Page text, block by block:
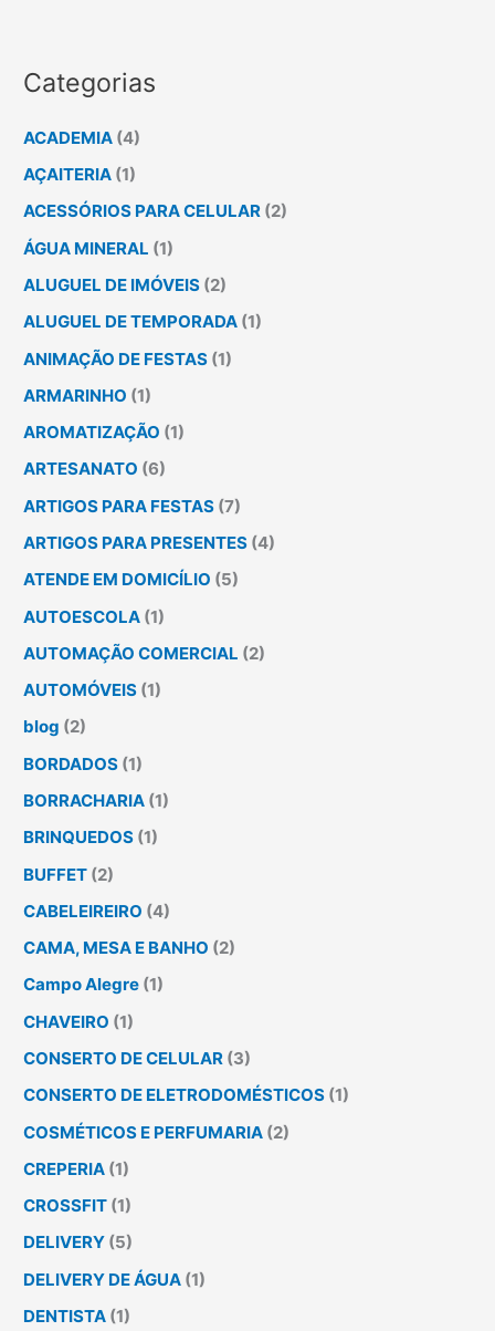
Categorias
ACADEMIA (4)
AÇAITERIA (1)
ACESSÓRIOS PARA CELULAR (2)
ÁGUA MINERAL (1)
ALUGUEL DE IMÓVEIS (2)
ALUGUEL DE TEMPORADA (1)
ANIMAÇÃO DE FESTAS (1)
ARMARINHO (1)
AROMATIZAÇÃO (1)
ARTESANATO (6)
ARTIGOS PARA FESTAS (7)
ARTIGOS PARA PRESENTES (4)
ATENDE EM DOMICÍLIO (5)
AUTOESCOLA (1)
AUTOMAÇÃO COMERCIAL (2)
AUTOMÓVEIS (1)
blog (2)
BORDADOS (1)
BORRACHARIA (1)
BRINQUEDOS (1)
BUFFET (2)
CABELEIREIRO (4)
CAMA, MESA E BANHO (2)
Campo Alegre (1)
CHAVEIRO (1)
CONSERTO DE CELULAR (3)
CONSERTO DE ELETRODOMÉSTICOS (1)
COSMÉTICOS E PERFUMARIA (2)
CREPERIA (1)
CROSSFIT (1)
DELIVERY (5)
DELIVERY DE ÁGUA (1)
DENTISTA (1)